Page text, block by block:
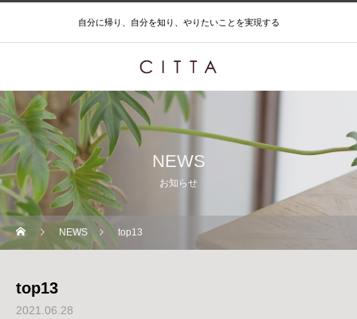
自分に帰り、自分を知り、やりたいことを実現する
NEWS
お知らせ
NEWS top13
top13
2021.06.28